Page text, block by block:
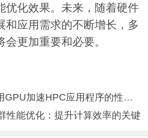
优化效果。未来，随着硬件
和应用需求的不断增长，多
更加重要和必要。
加速HPC应用程序的性能优化
性能优化：提升计算效率的关键